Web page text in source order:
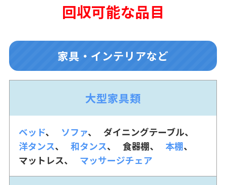
回収可能な品目
家具・インテリアなど
大型家具類
ベッド ソファ
ダイニングテーブル
洋タンス
和タンス 食器棚
本棚
マットレス
マッサージチェア